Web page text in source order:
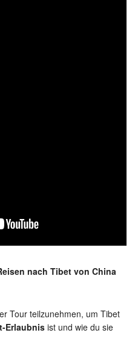
nach Tibet von China
Tour teilzunehmen, um Tibet
Erlaubnis ist und wie du sie